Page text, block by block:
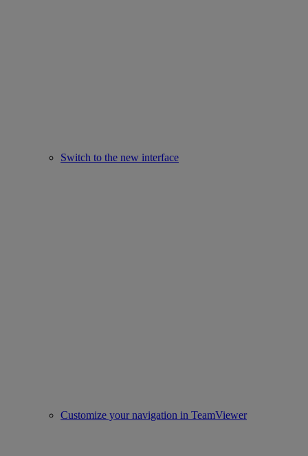
Switch to the new interface
Customize your navigation in TeamViewer